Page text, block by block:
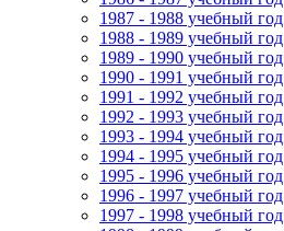
1987 - 1988 учебный год
1988 - 1989 учебный год
1989 - 1990 учебный год
1990 - 1991 учебный год
1991 - 1992 учебный год
1992 - 1993 учебный год
1993 - 1994 учебный год
1994 - 1995 учебный год
1995 - 1996 учебный год
1996 - 1997 учебный год
1997 - 1998 учебный год